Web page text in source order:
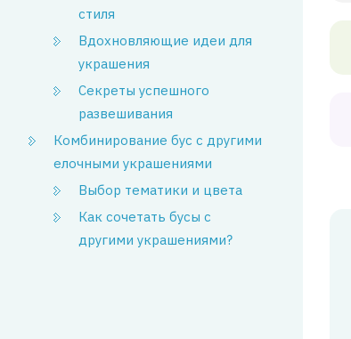
стиля
Вдохновляющие идеи для
украшения
Секреты успешного
развешивания
Комбинирование бус с другими
елочными украшениями
Выбор тематики и цвета
Как сочетать бусы с
другими украшениями?